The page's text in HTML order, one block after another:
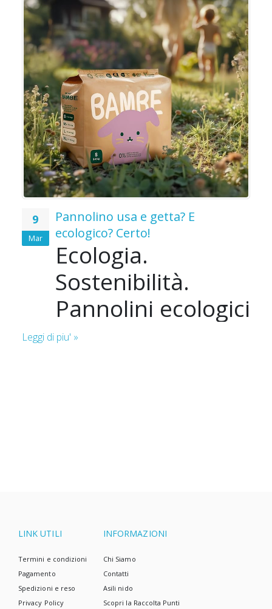
9
Mar
Pannolino usa e getta? E
ecologico? Certo!
Ecologia.
Sostenibilità.
Pannolini ecologici
per bambini.
Leggi di piu' »
LINK UTILI
Termini e condizioni
Pagamento
Spedizioni e reso
Privacy Policy
INFORMAZIONI
Chi Siamo
Contatti
Asili nido
Scopri la Raccolta Punti